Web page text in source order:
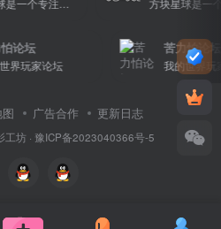
方块星球是一个专注于我的世界的中文论坛，提供丰富的资源分享、玩家交流和创意展示，包括地图、皮肤、数据包等内容，打造Minecraft玩家的专属社区乐园！
论坛
界玩家论坛
苦力怕论坛
我的世界玩
广告合作 更新日志
工坊· 豫ICP备2023040366号-5